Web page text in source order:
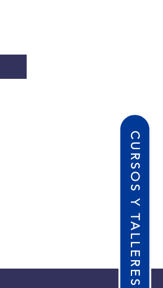
CURSOS Y TALLERES